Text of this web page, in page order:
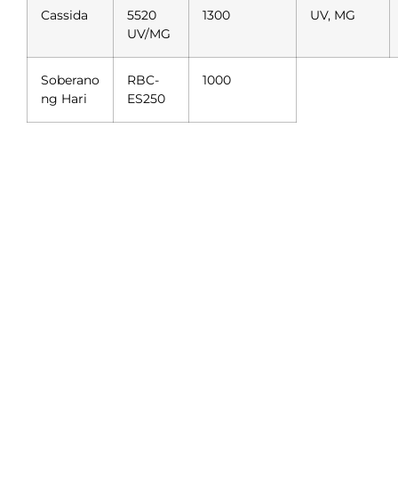
Cassida
5520
UV/MG
1300 UV, MG
Soberano
ng Hari
RBC-
ES250
1000